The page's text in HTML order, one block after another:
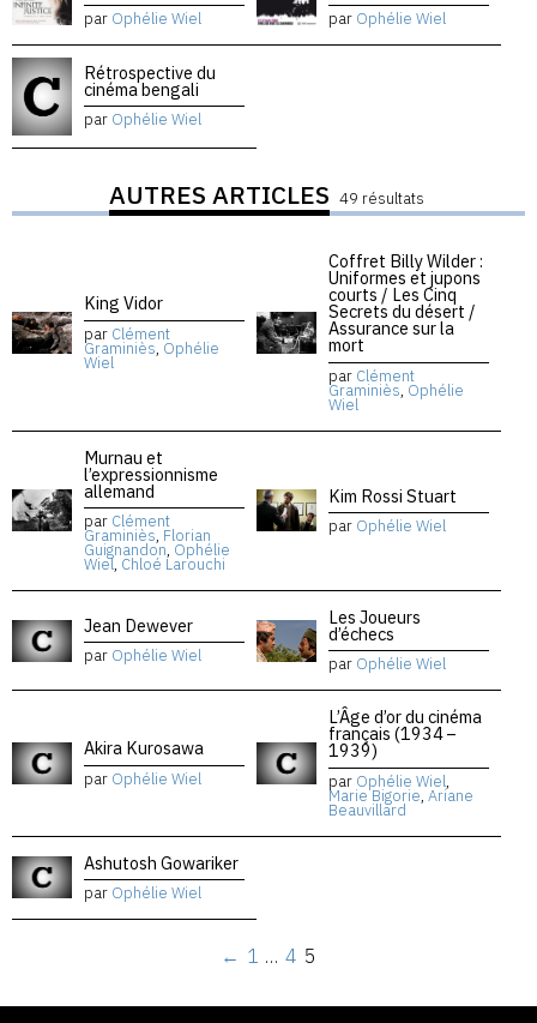
par Ophélie Wiel par Ophélie Wiel
Rétrospective du
cinéma bengali
par Ophélie Wiel
AUTRES ARTICLES 49 résultats
King Vidor
par Clément
Graminiès, Ophélie
Wiel
Coffret Billy Wilder :
Uniformes et jupons
courts / Les Cinq
Secrets du désert /
Assurance sur la
mort
par Clément
Graminiès, Ophélie
Wiel
Murnau et
l’expressionnisme
allemand
par Clément
Graminiès, Florian
Guignandon, Ophélie
Wiel, Chloé Larouchi
Kim Rossi Stuart
par Ophélie Wiel
Jean Dewever
par Ophélie Wiel
Les Joueurs
d’échecs
par Ophélie Wiel
Akira Kurosawa
par Ophélie Wiel
L’Âge d’or du cinéma
français (1934 –
1939)
par Ophélie Wiel,
Marie Bigorie, Ariane
Beauvillard
Ashutosh Gowariker
par Ophélie Wiel
← 1 … 4 5